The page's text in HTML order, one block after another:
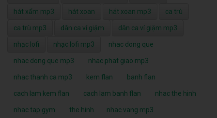
hát xẩm mp3 hát xoan hát xoan mp3 ca trù
ca trù mp3 dân ca ví giặm dân ca ví giặm mp3
nhạc lofi nhạc lofi mp3 nhac dong que
nhac dong que mp3 nhac phat giao mp3
nhac thanh ca mp3 kem flan banh flan
cach lam kem flan cach lam banh flan nhac the hinh
nhac tap gym the hinh nhac vang mp3